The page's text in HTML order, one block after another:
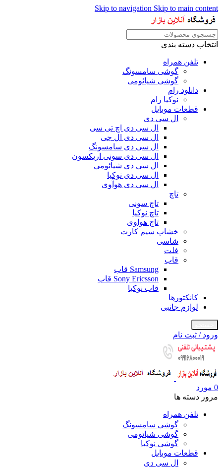
Skip to navigation Skip to main content
انتخاب دسته بندی
تلفن همراه
گوشی سامسونگ
گوشی شیائومی
دانلود رام
نوکیا رام
قطعات موبایل
ال سی دی
ال سی دی اچ تی سی
ال سی دی ال جی
ال سی دی سامسونگ
ال سی دی سونی اریکسون
ال سی دی شیائومی
ال سی دی نوکیا
ال سی دی هوآوی
تاچ
تاچ سونی
تاچ نوکیا
تاچ هواوی
خشاب سیم کارت
شاسی
فلت
قاب
Samsung قاب
Sony Ericsson قاب
قاب نوکیا
کانکتورها
لوازم جانبی
ورود / ثبت نام
0 مورد
مرور دسته ها
تلفن همراه
گوشی سامسونگ
گوشی شیائومی
گوشی نوکیا
قطعات موبایل
ال سی دی